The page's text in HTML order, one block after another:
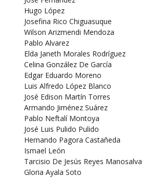
Hugo López
Josefina Rico Chiguasuque
Wilson Arizmendi Mendoza
Pablo Alvarez
Elda Janeth Morales Rodríguez
Celina González De García
Edgar Eduardo Moreno
Luis Alfredo López Blanco
José Edison Martín Torres
Armando Jiménez Suárez
Pablo Neftalí Montoya
José Luis Pulido Pulido
Hernando Pagora Castañeda
Ismael León
Tarcisio De Jesús Reyes Manosalva
Gloria Ayala Soto